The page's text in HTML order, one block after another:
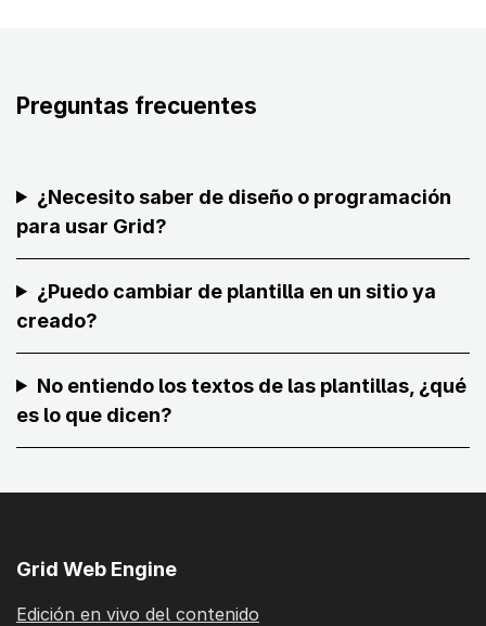
Preguntas frecuentes
¿Necesito saber de diseño o programación
para usar Grid?
¿Puedo cambiar de plantilla en un sitio ya
creado?
No entiendo los textos de las plantillas, ¿qué
es lo que dicen?
Grid Web Engine
Edición en vivo del contenido